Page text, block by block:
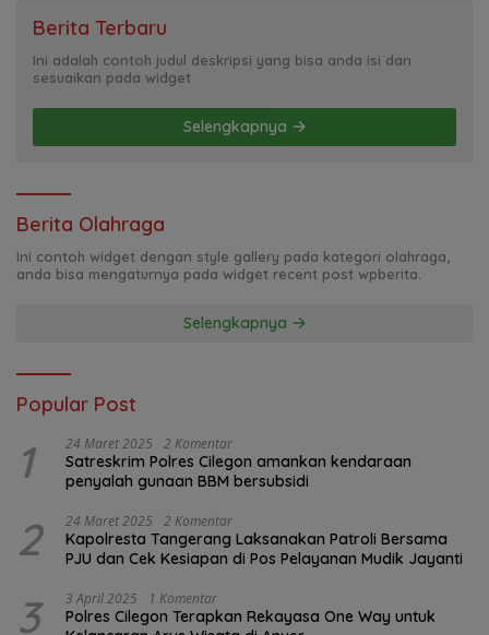
Berita Terbaru
Ini adalah contoh judul deskripsi yang bisa anda isi dan
sesuaikan pada widget
Selengkapnya
Berita Olahraga
Ini contoh widget dengan style gallery pada kategori olahraga,
anda bisa mengaturnya pada widget recent post wpberita.
Selengkapnya
Popular Post
1 24 Maret 2025 2 Komentar
Satreskrim Polres Cilegon amankan kendaraan
penyalah gunaan BBM bersubsidi
2 24 Maret 2025 2 Komentar
Kapolresta Tangerang Laksanakan Patroli Bersama
PJU dan Cek Kesiapan di Pos Pelayanan Mudik Jayanti
3 3 April 2025 1 Komentar
Polres Cilegon Terapkan Rekayasa One Way untuk